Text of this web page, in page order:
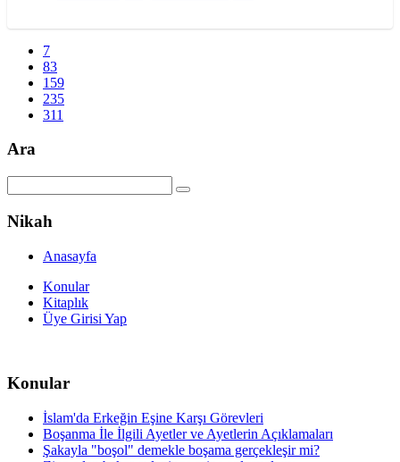
7
83
159
235
311
Ara
Nikah
Anasayfa
Konular
Kitaplık
Üye Girisi Yap
Konular
İslam'da Erkeğin Eşine Karşı Görevleri
Boşanma İle İlgili Ayetler ve Ayetlerin Açıklamaları
Şakayla "boşol" demekle boşama gerçekleşir mi?